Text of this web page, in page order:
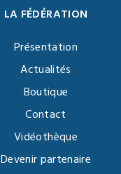
LA FÉDÉRATION
Présentation
Actualités
Boutique
Contact
Vidéothèque
Devenir partenaire